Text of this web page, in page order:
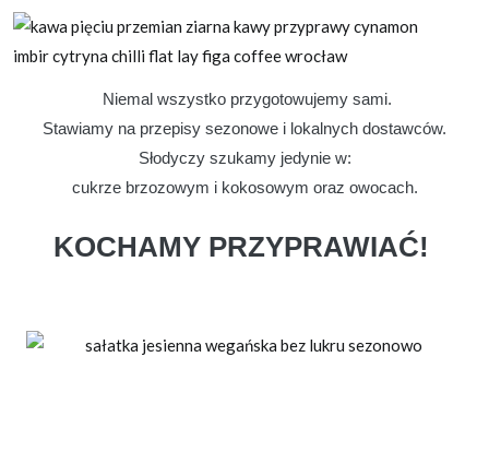
Niemal wszystko przygotowujemy sami.
Stawiamy na przepisy sezonowe i lokalnych dostawców.
Słodyczy szukamy jedynie w:
cukrze brzozowym i kokosowym oraz owocach.
KOCHAMY PRZYPRAWIAĆ!